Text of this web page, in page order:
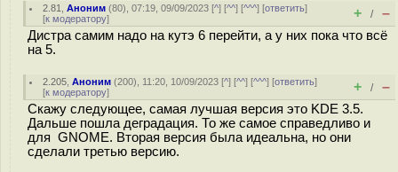
2.81 ,Аноним (80), 07:19, 09/09/2023 [^] [^^] [^^^] [ответить]
[к модератору] + / –
Дистра самим надо на кутэ 6 перейти, а у них пока что всё
на 5.
2.205 ,Аноним (200), 11:20, 10/09/2023 [^] [^^] [^^^] [ответить]
[к модератору] + / –
Скажу следующее, самая лучшая версия это KDE 3.5.
Дальше пошла деградация. То же самое справедливо и
для GNOME. Вторая версия была идеальна, но они
сделали третью версию.